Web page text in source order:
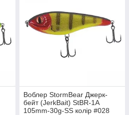
Воблер StormBear Джерк-
бейт (JerkBait) StBR-1A
105mm-30g-SS колір #028